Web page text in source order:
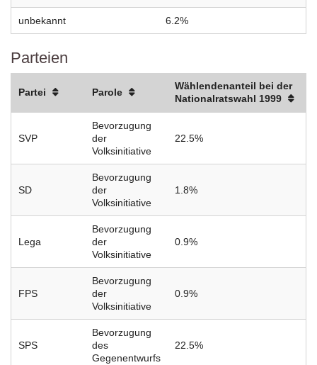
unbekannt 6.2%
Parteien
Partei Parole
Wählendenanteil bei der
Nationalratswahl 1999
SVP
Bevorzugung
der
Volksinitiative
22.5%
SD
Bevorzugung
der
Volksinitiative
1.8%
Lega
Bevorzugung
der
Volksinitiative
0.9%
FPS
Bevorzugung
der
Volksinitiative
0.9%
SPS
Bevorzugung
des
Gegenentwurfs
22.5%